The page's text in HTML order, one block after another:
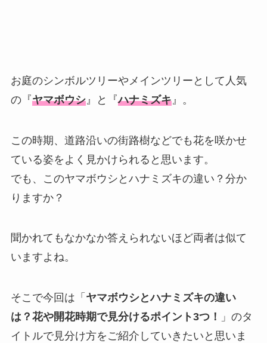
お庭のシンボルツリーやメインツリーとして人気
の『ヤマボウシ』と『ハナミズキ』。
この時期、道路沿いの街路樹などでも花を咲かせ
ている姿をよく見かけられると思います。
でも、このヤマボウシとハナミズキの違い？分か
りますか？
聞かれてもなかなか答えられないほど両者は似て
いますよね。
そこで今回は「 ヤマボウシとハナミズキの違い
は？花や開花時期で見分けるポイント3つ！
」のタ
イトルで見分け方をご紹介していきたいと思いま